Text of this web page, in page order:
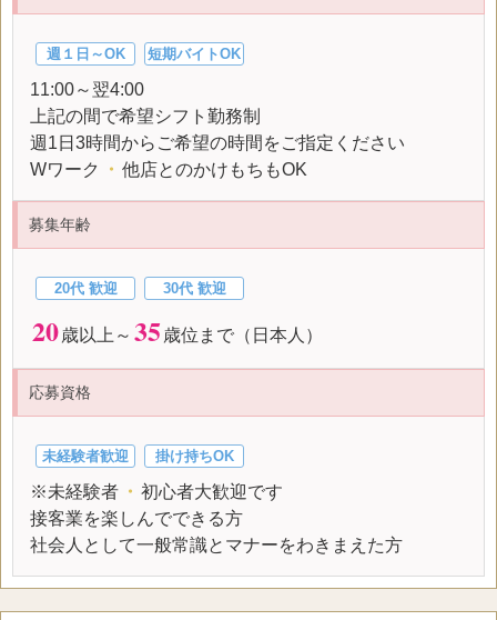
週１日～OK 短期バイトOK
11:00～翌4:00
上記の間で希望シフト勤務制
週1日3時間からご希望の時間をご指定ください
Wワーク
・ 他店とのかけもちもOK
募集年齢
20代 歓迎 30代 歓迎
20歳以上～ 35 歳位まで（日本人）
応募資格
未経験者歓迎 掛け持ちOK
※未経験者 ・ 初心者大歓迎です
接客業を楽しんでできる方
社会人として一般常識とマナーをわきまえた方